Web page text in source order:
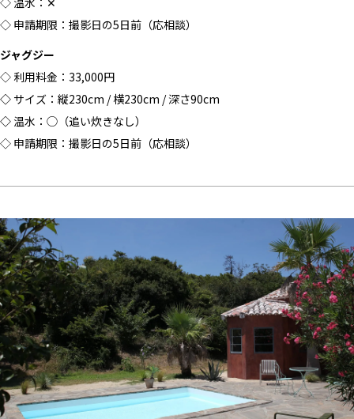
◇ 申請期限：撮影日の5日前（応相談）
ジャグジー
◇ 利用料金：33,000円
◇ サイズ：縦230cm / 横230cm / 深さ90cm
◇ 温水：◯（追い炊きなし）
◇ 申請期限：撮影日の5日前（応相談）